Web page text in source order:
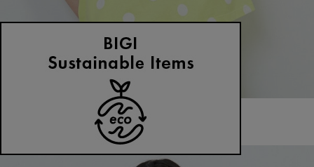
FRAPBOIS PARK
(てぃーしゃつ) /